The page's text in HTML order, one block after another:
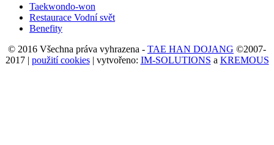
Taekwondo-won
Restaurace Vodní svět
Benefity
© 2016 Všechna práva vyhrazena - TAE HAN DOJANG ©2007-
2017 | použití cookies| vytvořeno: IM-SOLUTIONS a KREMOUS